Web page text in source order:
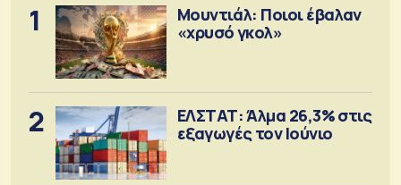
1
Μουντιάλ: Ποιοι έβαλαν
«χρυσό γκολ»
2
ΕΛΣΤΑΤ: Άλμα 26,3% στις
εξαγωγές τον Ιούνιο